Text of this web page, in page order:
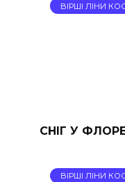
ВІРШІ ЛІНИ
СНІГ У
ВІРШІ ЛІНИ